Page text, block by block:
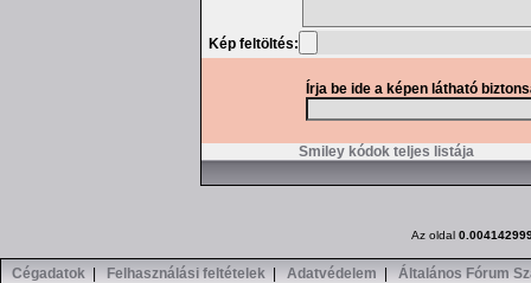
Kép feltöltés:
Írja be ide a képen látható
Smiley kódok teljes listája
Az oldal
Cégadatok Felhasználási feltételek Adatvédelem Általános Fórum